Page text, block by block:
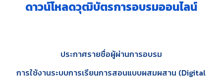
ดาวน์โหลดวุฒิบัตรการอบรมออนไลน์
ประกาศรายชื่อผู้ผ่านการอบรม
การใช้งานระบบการเรียนการสอนแบบผสมผสาน (Digital